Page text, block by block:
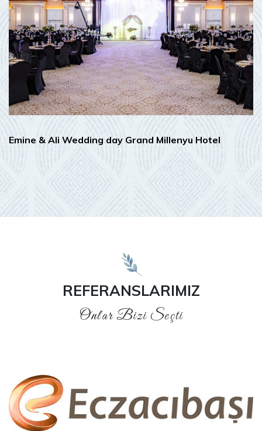
Emine & Ali Wedding day Grand Millenyu Hotel
REFERANSLARIMIZ
Onlar Bizi Seçti